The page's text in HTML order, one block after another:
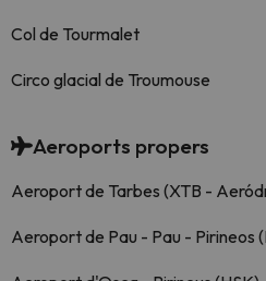
Col de Tourmalet
Circo glacial de Troumouse
Aeroports propers
Aeroport de Tarbes (XTB -
Aeroport de Pau - Pau - Pirineos